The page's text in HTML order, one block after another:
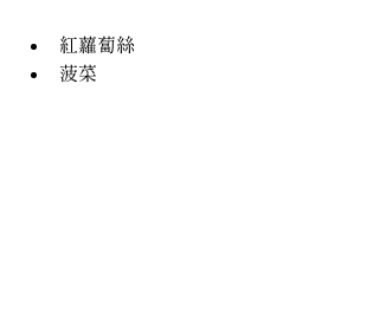
紅蘿蔔絲
菠菜